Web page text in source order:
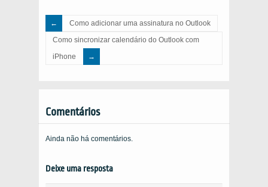
Como adicionar uma assinatura no Outlook
Como sincronizar calendário do Outlook com
iPhone
Comentários
Ainda não há comentários.
Deixe uma resposta